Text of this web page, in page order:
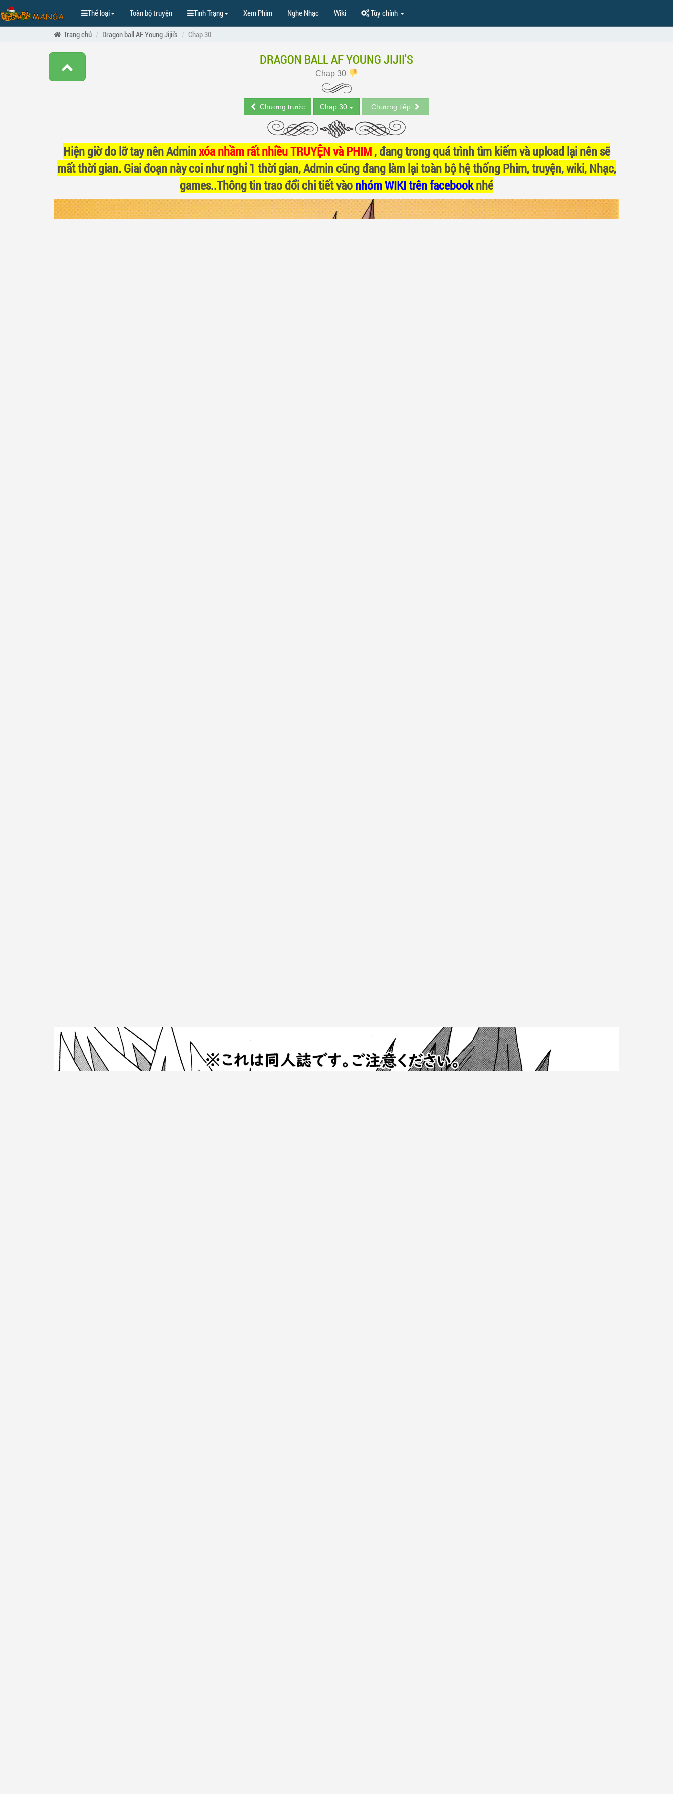
Thể loại Toàn bộ truyện Tình Trạng Xem Phim Nghe Nhạc Wiki Tùy chỉnh
Trang chủ Dragon ball AF Young Jijii's Chap 30
DRAGON BALL AF YOUNG JIJII'S
Chap 30
Chương trước Chap 30 Chương tiếp
Hiện giờ do lỡ tay nên Adminxóa nhầm rất nhiều TRUYỆN và PHIM, đang trong quá trình tìm kiếm và upload lại nên sẽ
mất thời gian. Giai đoạn này coi như nghỉ 1 thời gian, Admin cũng đang làm lại toàn bộ hệ thống Phim, truyện, wiki, Nhạc,
games..Thông tin trao đổi chi tiết vàonhóm WIKI trên facebooknhé